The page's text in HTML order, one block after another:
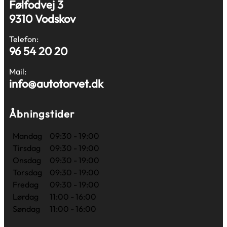
Følfodvej 3
9310 Vodskov
Telefon:
96 54 20 20
Mail:
info@autotorvet.dk
Åbningstider
Mandag
09:30 - 19:00
Tirsdag
09:30 - 19:00
Onsdag
09:30 - 19:00
Torsdag
09:30 - 19:00
Fredag
09:30 - 19:00
Lørdag
11:00 - 16:00
Søndag
11:00 - 16:00